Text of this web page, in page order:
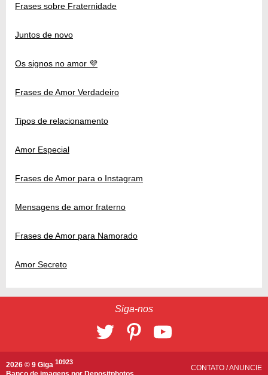
Frases sobre Fraternidade
Juntos de novo
Os signos no amor 💜
Frases de Amor Verdadeiro
Tipos de relacionamento
Amor Especial
Frases de Amor para o Instagram
Mensagens de amor fraterno
Frases de Amor para Namorado
Amor Secreto
Siga-nos
2026 © 9 Giga 10923
CONTATO /ANUNCIE